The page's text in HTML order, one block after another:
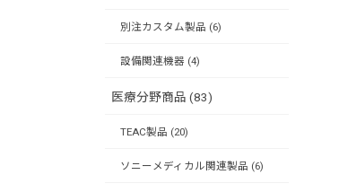
別注カスタム製品 (6)
設備関連機器 (4)
医療分野商品 (83)
TEAC製品 (20)
ソニーメディカル関連製品 (6)